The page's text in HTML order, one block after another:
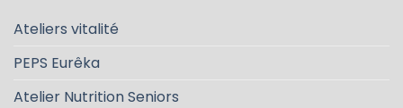
Ateliers vitalité
PEPS Eurêka
Atelier Nutrition Seniors